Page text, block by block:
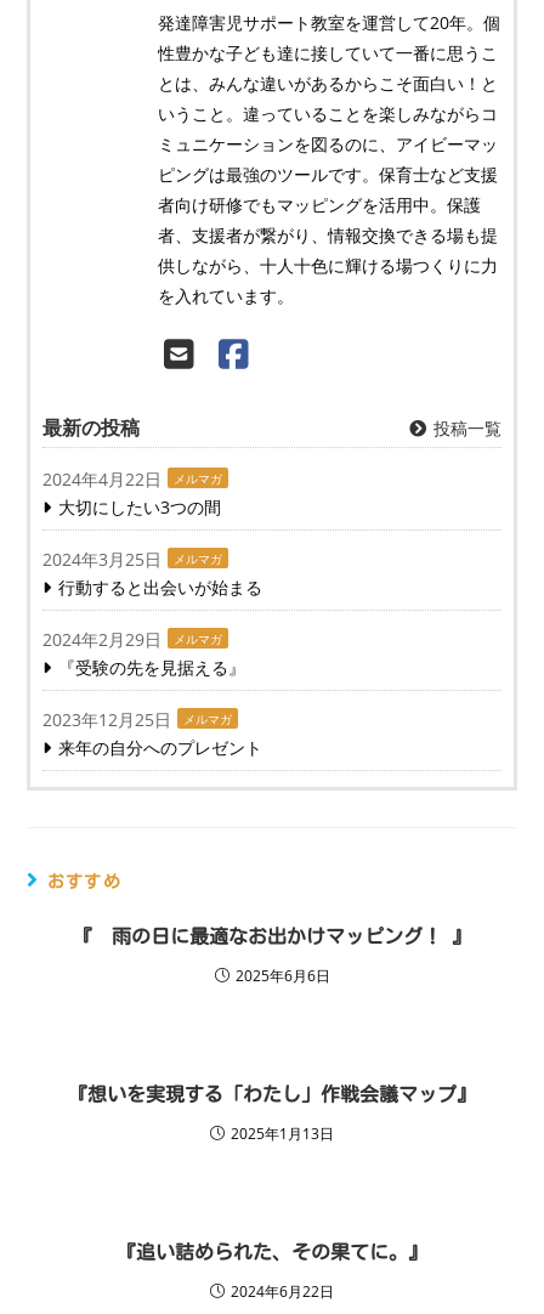
発達障害児サポート教室を運営して20年。個
性豊かな子ども達に接していて一番に思うこ
とは、みんな違いがあるからこそ面白い！と
いうこと。違っていることを楽しみながらコ
ミュニケーションを図るのに、アイビーマッ
ピングは最強のツールです。保育士など支援
者向け研修でもマッピングを活用中。保護
者、支援者が繋がり、情報交換できる場も提
供しながら、十人十色に輝ける場つくりに力
を入れています。
最新の投稿 投稿一覧
2024年4月22日 メルマガ
大切にしたい3つの間
2024年3月25日 メルマガ
行動すると出会いが始まる
2024年2月29日 メルマガ
『受験の先を見据える』
2023年12月25日 メルマガ
来年の自分へのプレゼント
おすすめ
『 雨の日に最適なお出かけマッピング！ 』
2025年6月6日
『想いを実現する「わたし」作戦会議マップ』
2025年1月13日
『追い詰められた、その果てに。』
2024年6月22日